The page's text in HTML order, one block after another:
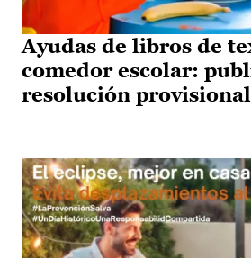
Ayudas de libros de
comedor escolar:
resolución provisional